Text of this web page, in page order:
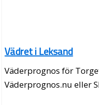
Vädret i Leksand
Väderprognos för
Väderprognos.nu eller